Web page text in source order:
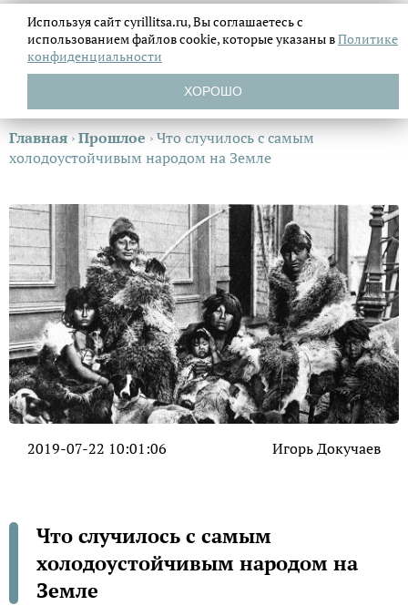
Главная ›Прошлое ›Что случилось с самым
холодоустойчивым народом на Земле
2019-07-22 10:01:06 Игорь Докучаев
Что случилось с самым
холодоустойчивым народом на
Земле
Используя сайт cyrillitsa.ru, Вы соглашаетесь с
использованием файловcookie, которые указаны вПолитике
конфиденциальности
ХОРОШО